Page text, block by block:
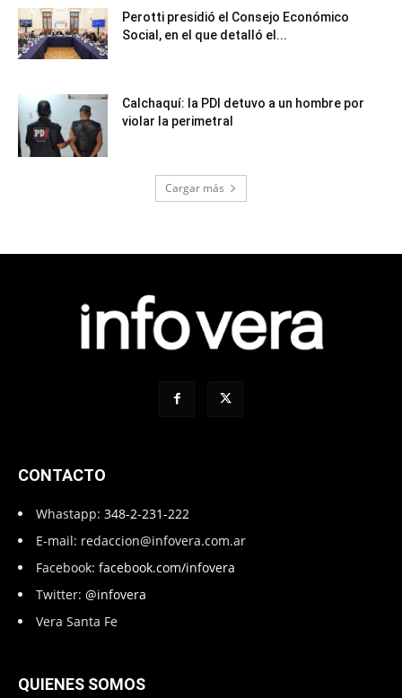
Perotti presidió el Consejo Económico
Social, en el que detalló el...
Calchaquí: la PDI detuvo a un hombre por
violar la perimetral
Cargar más
CONTACTO
Whastapp: 348-2-231-222
E-mail: redaccion@infovera.com.ar
Facebook: facebook.com/infovera
Twitter: @infovera
Vera Santa Fe
QUIENES SOMOS